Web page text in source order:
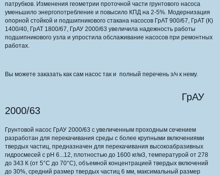
патрубков. Изменения геометрии проточной части грунтового насоса
уменьшило энергопотребление и повысило КПД на 2-5%. Модернизация
опорной стойкой и подшипникового стакана насосов ГрАТ 900/67, ГрАТ (К)
1400/40, ГрАТ 1800/67, ГрАУ 2000/63 увеличила надежность работы
подшипникового узла и упростила обслаживание насосов при ремонтных
работах.
Вы можете заказать как сам насос так и полный перечень з/ч к нему.
ГрАУ
2000/63
Грунтовой насос ГрАУ 2000/63 с увеличенным проходным сечением
разработан для перекачивания среды с более крупными включениями
твердых частиц, предназначен для перекачивания высокоабразивных
гидросмесей с рН 6...12, плотностью до 1600 кг/м3, температурой от 278
до 343 К (от 5°С до 70°С), объемной концентрацией твердых включений
до 30%, средний размер твердых частиц 6 мм, максимальный размер